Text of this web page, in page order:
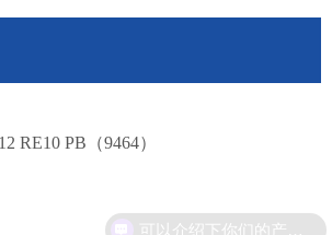
RE10 PB（9464）